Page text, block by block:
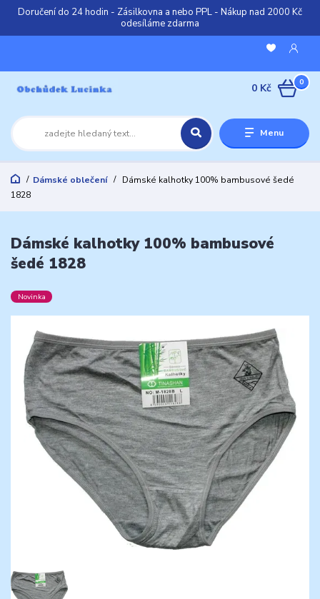
Doručení do 24 hodin - Zásilkovna a nebo PPL - Nákup nad 2000 Kč
odesíláme zdarma
Menu
0
0 Kč
Dámské oblečení
Dámské kalhotky 100% bambusové šedé
1828
Dámské kalhotky 100% bambusové
šedé 1828
Novinka